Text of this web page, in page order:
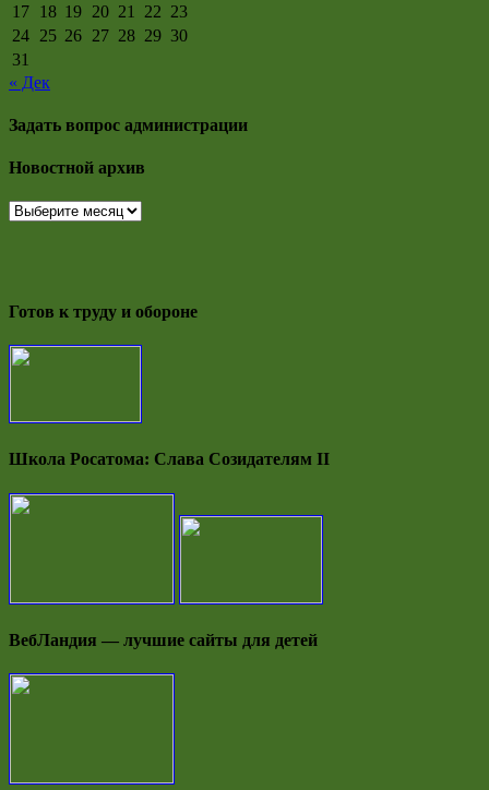
17 18 19 20 21 22 23
24 25 26 27 28 29 30
31
« Дек
Задать вопрос администрации
Новостной архив
Новостной
Готов к труду и обороне
Школа Росатома: Слава Созидателям II
ВебЛандия — лучшие сайты для детей